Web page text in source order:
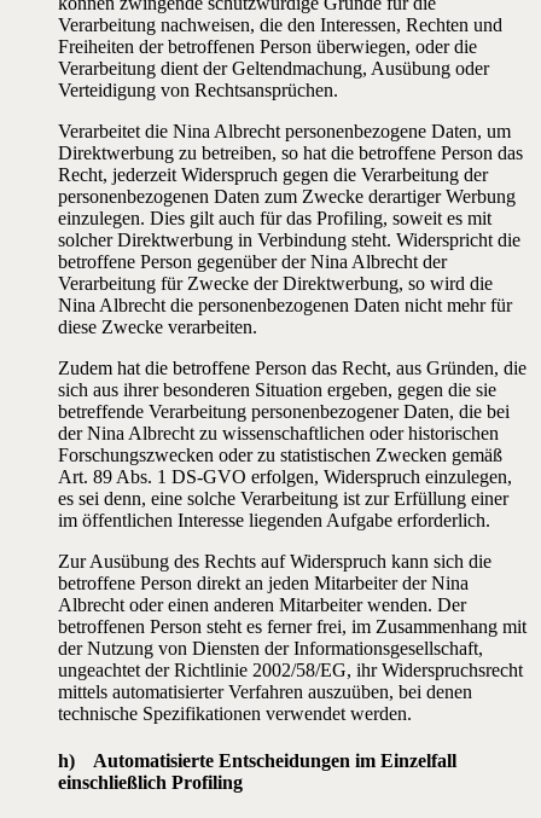
Verarbeitung nachweisen, die den Interessen, Rechten und
Freiheiten der betroffenen Person überwiegen, oder die
Verarbeitung dient der Geltendmachung, Ausübung oder
Verteidigung von Rechtsansprüchen.
Verarbeitet die Nina Albrecht personenbezogene Daten, um
Direktwerbung zu betreiben, so hat die betroffene Person das
Recht, jederzeit Widerspruch gegen die Verarbeitung der
personenbezogenen Daten zum Zwecke derartiger Werbung
einzulegen. Dies gilt auch für das Profiling, soweit es mit
solcher Direktwerbung in Verbindung steht. Widerspricht die
betroffene Person gegenüber der Nina Albrecht der
Verarbeitung für Zwecke der Direktwerbung, so wird die
Nina Albrecht die personenbezogenen Daten nicht mehr für
diese Zwecke verarbeiten.
Zudem hat die betroffene Person das Recht, aus Gründen, die
sich aus ihrer besonderen Situation ergeben, gegen die sie
betreffende Verarbeitung personenbezogener Daten, die bei
der Nina Albrecht zu wissenschaftlichen oder historischen
Forschungszwecken oder zu statistischen Zwecken gemäß
Art. 89 Abs. 1 DS-GVO erfolgen, Widerspruch einzulegen,
es sei denn, eine solche Verarbeitung ist zur Erfüllung einer
im öffentlichen Interesse liegenden Aufgabe erforderlich.
Zur Ausübung des Rechts auf Widerspruch kann sich die
betroffene Person direkt an jeden Mitarbeiter der Nina
Albrecht oder einen anderen Mitarbeiter wenden. Der
betroffenen Person steht es ferner frei, im Zusammenhang mit
der Nutzung von Diensten der Informationsgesellschaft,
ungeachtet der Richtlinie 2002/58/EG, ihr Widerspruchsrecht
mittels automatisierter Verfahren auszuüben, bei denen
technische Spezifikationen verwendet werden.
h) Automatisierte Entscheidungen im Einzelfall
einschließlich Profiling